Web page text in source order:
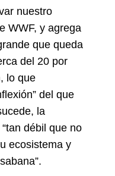
nuestro
WWF, y agrega
que queda
del 20 por
lo que
del que
la
débil que no
ecosistema y